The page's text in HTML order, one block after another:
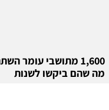
1,600 מתושבי עומר
מה שהם ביקשו לשנות